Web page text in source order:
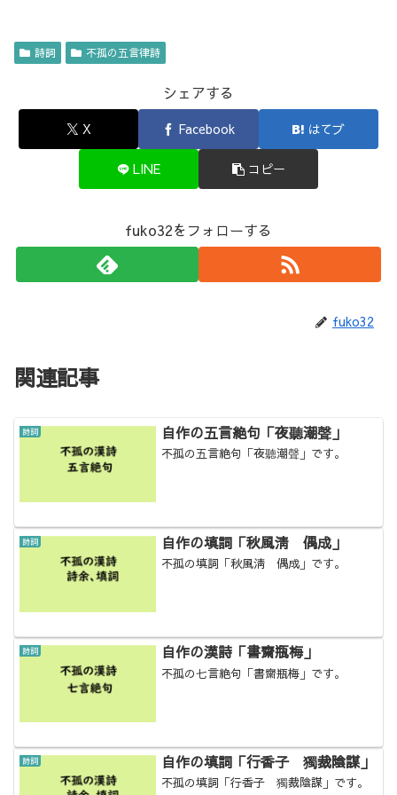
詩詞 不孤の五言律詩
シェアする
X Facebook はてブ
LINE コピー
fuko32をフォローする
fuko32
関連記事
詩詞 自作の五言絶句「夜聽潮聲」
不孤の五言絶句「夜聽潮聲」です。
詩詞 自作の填詞「秋風淸 偶成」
不孤の填詞「秋風淸 偶成」です。
詩詞 自作の漢詩「書齋瓶梅」
不孤の七言絶句「書齋瓶梅」です。
詩詞 自作の填詞「行香子 獨裁陰謀」
不孤の填詞「行香子 獨裁陰謀」です。